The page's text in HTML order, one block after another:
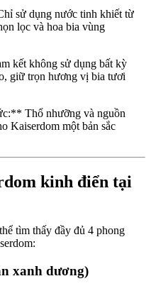
sử dụng nước tinh khiết từ
lọc và hoa bia vùng
kết không sử dụng bất kỳ
giữ trọn hương vị bia tươi
Thổ nhưỡng và nguồn
Kaiserdom một bản sắc
kinh điển tại
tìm thấy đầy đủ 4 phong
xanh dương)